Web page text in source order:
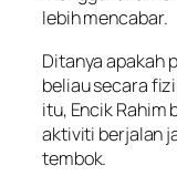
lebih mencabar.
Ditanya apakah
beliau secara
itu, Encik Rahim
aktiviti berjalan
tembok.